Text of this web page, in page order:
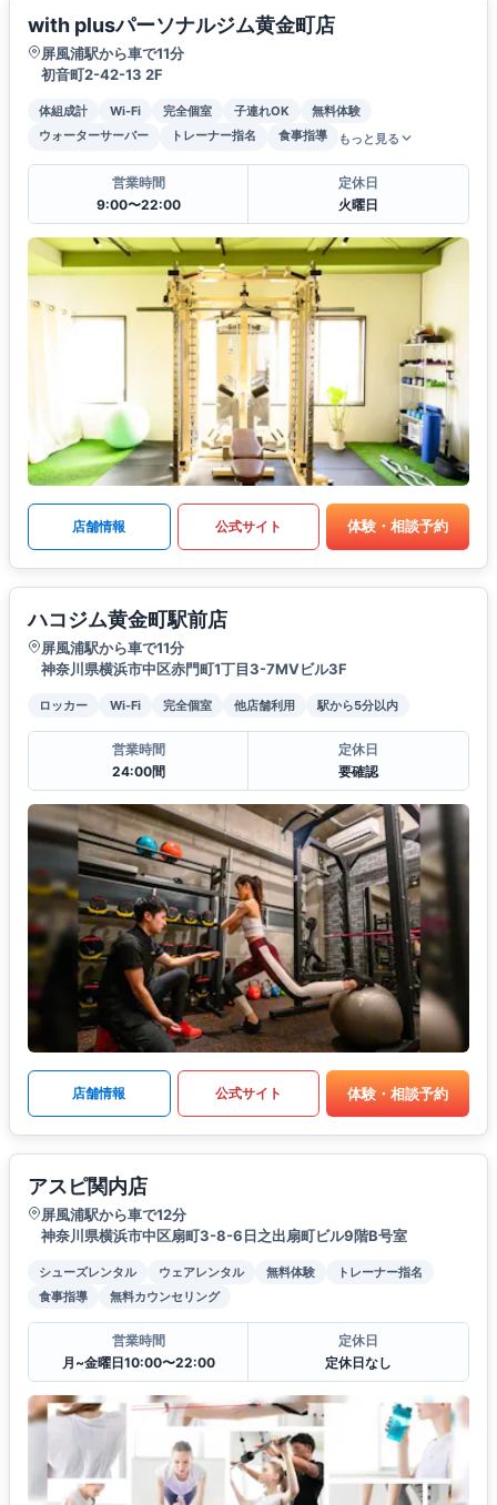
with plusパーソナルジム黄金町店
屏風浦駅から車で11分
初音町2-42-13 2F
体組成計 Wi-Fi 完全個室 子連れOK
無料体験
ウォーターサーバー
トレーナー指名 食事指導 もっと見る
営業時間
9:00〜22:00
定休日
火曜日
店舗情報 公式サイト 体験・相談予約
ハコジム黄金町駅前店
屏風浦駅から車で11分
神奈川県横浜市中区赤門町1丁目3-7MVビル3F
ロッカー Wi-Fi 完全個室 他店舗利用 駅から5分以内
営業時間
24:00間
定休日
要確認
店舗情報 公式サイト 体験・相談予約
アスピ関内店
屏風浦駅から車で12分
神奈川県横浜市中区扇町3-8-6日之出扇町ビル9階B号室
シューズレンタル ウェアレンタル 無料体験
トレーナー指名
食事指導
無料カウンセリング
営業時間
月~金曜日10:00〜22:00
定休日
定休日なし